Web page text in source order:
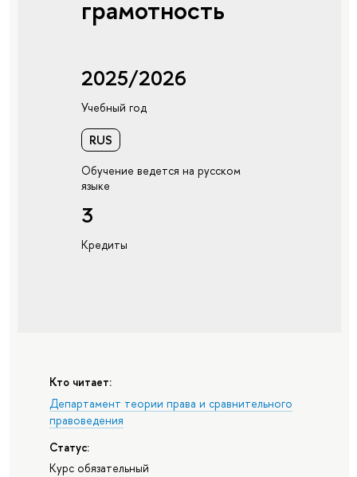
грамотность
2025/2026
Учебный год
RUS
Обучение ведется на русском
языке
3
Кредиты
Кто читает:
Департамент теории права и сравнительного
правоведения
Статус:
Курс обязательный